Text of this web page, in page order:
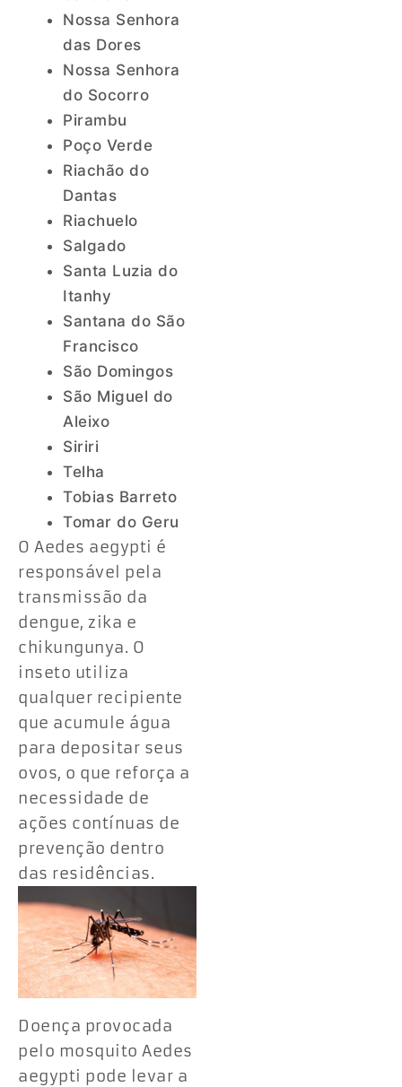
Nossa Senhora
das Dores
Nossa Senhora
do Socorro
Pirambu
Poço Verde
Riachão do
Dantas
Riachuelo
Salgado
Santa Luzia do
Itanhy
Santana do São
Francisco
São Domingos
São Miguel do
Aleixo
Siriri
Telha
Tobias Barreto
Tomar do Geru
O Aedes aegypti é
responsável pela
transmissão da
dengue, zika e
chikungunya. O
inseto utiliza
qualquer recipiente
que acumule água
para depositar seus
ovos, o que reforça a
necessidade de
ações contínuas de
prevenção dentro
das residências.
Doença provocada
pelo mosquito Aedes
aegypti pode levar a